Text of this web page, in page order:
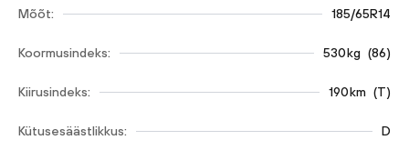
Mõõt: 185/65R14
Koormusindeks: 530kg (86)
Kiirusindeks: 190km (T)
Kütusesäästlikkus: D